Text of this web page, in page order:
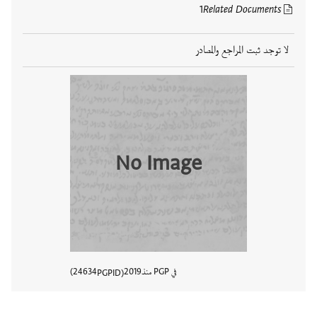
Related Documents
1
لا توجد ثبت المراجع والمصادر
No Image
في PGP منذ 2019
PGPID
24634